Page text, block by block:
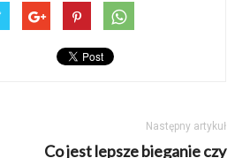
Następny artykuł
Co jest lepsze bieganie czy